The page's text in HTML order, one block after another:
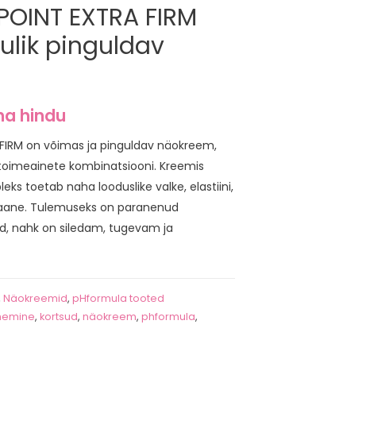
EXTRA FIRM
pinguldav
hindu
on võimas ja pinguldav näokreem,
kombinatsiooni. Kreemis
toetab naha looduslike valke, elastiini,
Tulemuseks on paranenud
nahk on siledam, tugevam ja
Näokreemid, pHformula tooted
, kortsud, näokreem, phformula,